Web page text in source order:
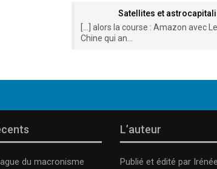
Satellites et
[…] alors la course : Amazon avec
Chine qui an...
du macronisme
L’auteur
Publié et édité par